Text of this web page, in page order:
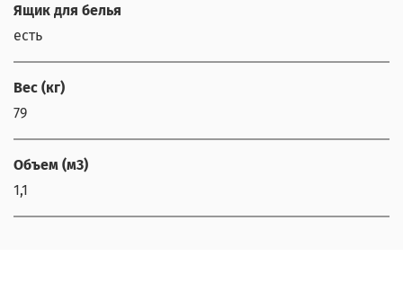
Ящик для белья
есть
Вес (кг)
79
Объем (м3)
1,1